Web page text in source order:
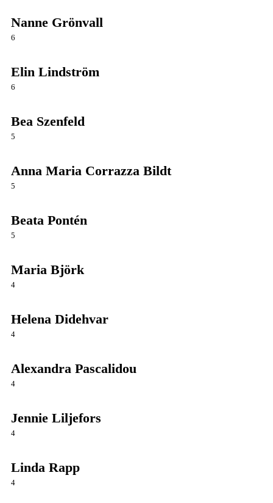
Nanne Grönvall
6
Elin Lindström
6
Bea Szenfeld
5
Anna Maria Corrazza Bildt
5
Beata Pontén
5
Maria Björk
4
Helena Didehvar
4
Alexandra Pascalidou
4
Jennie Liljefors
4
Linda Rapp
4